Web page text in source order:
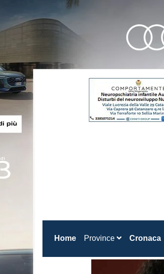
Home(current)
Province Cronaca